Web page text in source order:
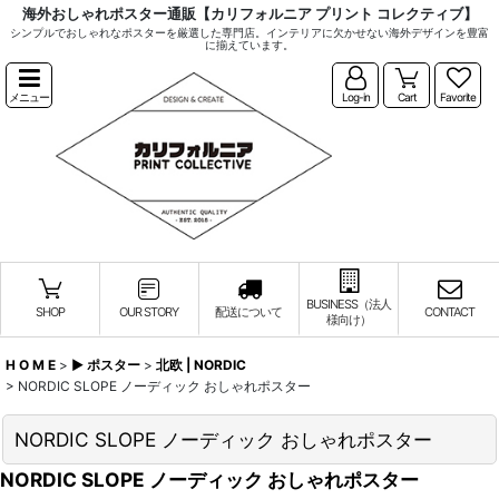
海外おしゃれポスター通販【カリフォルニア プリント コレクティブ】
シンプルでおしゃれなポスターを厳選した専門店。インテリアに欠かせない海外デザインを豊富
に揃えています。
メニュー Log-in Cart Favorite
SHOP OUR STORY 配送について
BUSINESS（法人
様向け）
CONTACT
H O M E > ▶︎ ポスター > 北欧 | NORDIC
> NORDIC SLOPE ノーディック おしゃれポスター
NORDIC SLOPE ノーディック おしゃれポスター
NORDIC SLOPE ノーディック おしゃれポスター